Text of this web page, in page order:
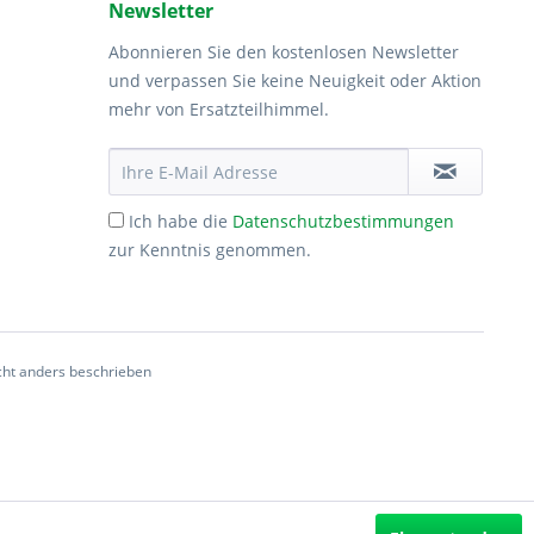
Newsletter
Abonnieren Sie den kostenlosen Newsletter
und verpassen Sie keine Neuigkeit oder Aktion
mehr von Ersatzteilhimmel.
Ich habe die Datenschutzbestimmungen
zur Kenntnis genommen.
anders beschrieben